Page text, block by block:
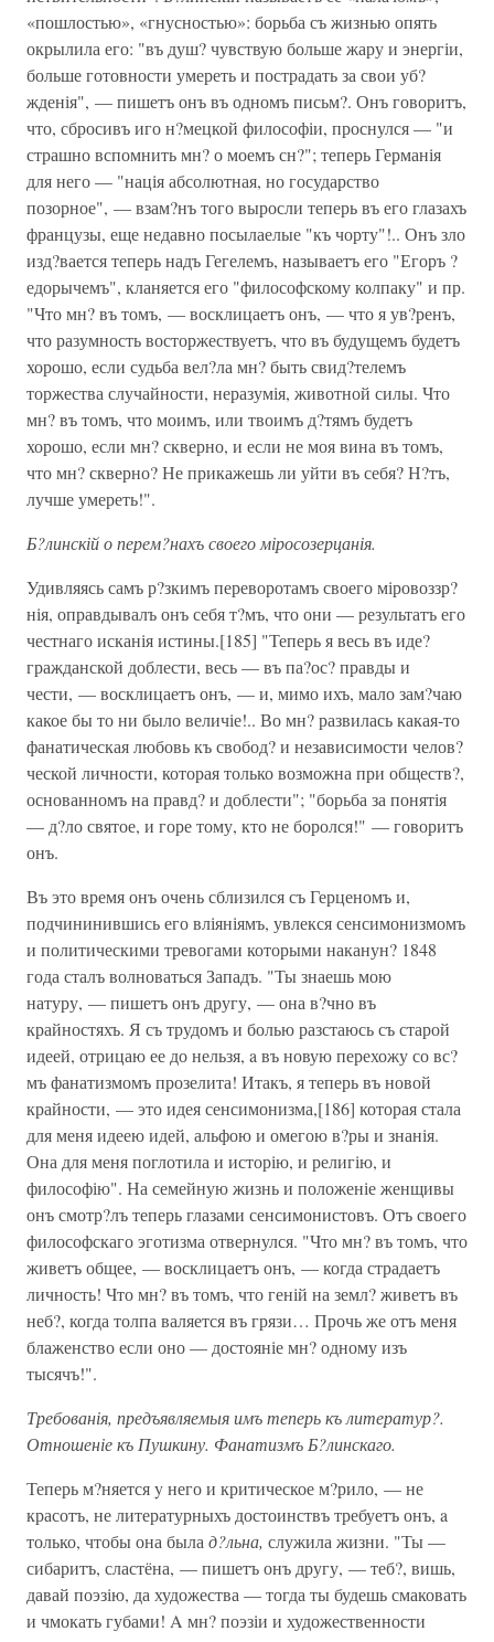
«пошлостью», «гнусностью»: борьба съ жизнью опять
окрылила его: "въ душ? чувствую больше жару и энергіи,
больше готовности умереть и пострадать за свои уб?
жденія", — пишетъ онъ въ одномъ письм?. Онъ говоритъ,
что, сбросивъ иго н?мецкой философіи, проснулся — "и
страшно вспомнить мн? о моемъ сн?"; теперь Германія
для него — "нація абсолютная, но государство
позорное", — взам?нъ того выросли теперь въ его глазахъ
французы, еще недавно посылаелые "къ чорту"!.. Онъ зло
изд?вается теперь надъ Гегелемъ, называетъ его "Егоръ ?
едорычемъ", кланяется его "философскому колпаку" и пр.
"Что мн? въ томъ, — восклицаетъ онъ, — что я ув?ренъ,
что разумность восторжествуетъ, что въ будущемъ будетъ
хорошо, если судьба вел?ла мн? быть свид?телемъ
торжества случайности, неразумія, животной силы. Что
мн? въ томъ, что моимъ, или твоимъ д?тямъ будетъ
хорошо, если мн? скверно, и если не моя вина въ томъ,
что мн? скверно? Не прикажешь ли уйти въ себя? Н?тъ,
лучше умереть!".
Б?линскій о перем?нахъ своего міросозерцанія.
Удивляясь самъ р?зкимъ переворотамъ своего міровоззр?
нія, оправдывалъ онъ себя т?мъ, что они — результатъ его
честнаго исканія истины.[185] "Теперь я весь въ иде?
гражданской доблести, весь — въ па?ос? правды и
чести, — восклицаетъ онъ, — и, мимо ихъ, мало зам?чаю
какое бы то ни было величіе!.. Во мн? развилась какая-то
фанатическая любовь къ свобод? и независимости челов?
ческой личности, которая только возможна при обществ?,
основанномъ на правд? и доблести"; "борьба за понятія
— д?ло святое, и горе тому, кто не боролся!" — говоритъ
онъ.
Въ это время онъ очень сблизился съ Герценомъ и,
подчининившись его вліяніямъ, увлекся сенсимонизмомъ
и политическими тревогами которыми наканун? 1848
года сталъ волноваться Западъ. "Ты знаешь мою
натуру, — пишетъ онъ другу, — она в?чно въ
крайностяхъ. Я съ трудомъ и болью разстаюсь съ старой
идеей, отрицаю ее до нельзя, a въ новую перехожу со вс?
мъ фанатизмомъ прозелита! Итакъ, я теперь въ новой
крайности, — это идея сенсимонизма,[186] которая стала
для меня идеею идей, альфою и омегою в?ры и знанія.
Она для меня поглотила и исторію, и религію, и
философію". На семейную жизнь и положеніе женщивы
онъ смотр?лъ теперь глазами сенсимонистовъ. Отъ своего
философскаго эготизма отвернулся. "Что мн? въ томъ, что
живетъ общее, — восклицаетъ онъ, — когда страдаетъ
личность! Что мн? въ томъ, что геній на земл? живетъ въ
неб?, когда толпа валяется въ грязи… Прочь же отъ меня
блаженство если оно — достояніе мн? одному изъ
тысячъ!".
Требованія, предъявляемыя имъ теперь къ литератур?.
Отношеніе къ Пушкину. Фанатизмъ Б?линскаго.
Теперь м?няется y него и критическое м?рило, — не
красотъ, не литературныхъ достоинствъ требуетъ онъ, a
только, чтобы она была д?льна, служила жизни. "Ты —
сибаритъ, сластёна, — пишетъ онъ другу, — теб?, вишь,
давай поэзію, да художества — тогда ты будешь смаковать
и чмокать губами! A мн? поэзіи и художественности